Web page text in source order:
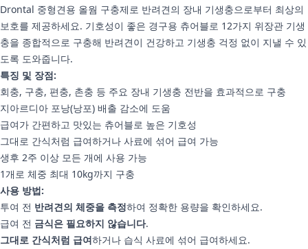
Drontal 중형견용 올웜 구충제로 반려견의 장내 기생충으로부터 최상의
보호를 제공하세요. 기호성이 좋은 경구용 츄어블로 12가지 위장관 기생
충을 종합적으로 구충해 반려견이 건강하고 기생충 걱정 없이 지낼 수 있
도록 도와줍니다.
특징 및 장점:
회충, 구충, 편충, 촌충 등 주요 장내 기생충 전반을 효과적으로 구충
지아르디아 포낭(낭포) 배출 감소에 도움
급여가 간편하고 맛있는 츄어블로 높은 기호성
그대로 간식처럼 급여하거나 사료에 섞어 급여 가능
생후 2주 이상 모든 개에 사용 가능
1개로 체중 최대 10kg까지 구충
사용 방법:
투여 전 반려견의 체중을 측정하여 정확한 용량을 확인하세요.
급여 전 금식은 필요하지 않습니다.
그대로 간식처럼 급여하거나 습식 사료에 섞어 급여하세요.